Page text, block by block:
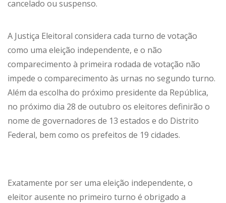
cancelado ou suspenso.
A Justiça Eleitoral considera cada turno de votação
como uma eleição independente, e o não
comparecimento à primeira rodada de votação não
impede o comparecimento às urnas no segundo turno.
Além da escolha do próximo presidente da República,
no próximo dia 28 de outubro os eleitores definirão o
nome de governadores de 13 estados e do Distrito
Federal, bem como os prefeitos de 19 cidades.
Exatamente por ser uma eleição independente, o
eleitor ausente no primeiro turno é obrigado a